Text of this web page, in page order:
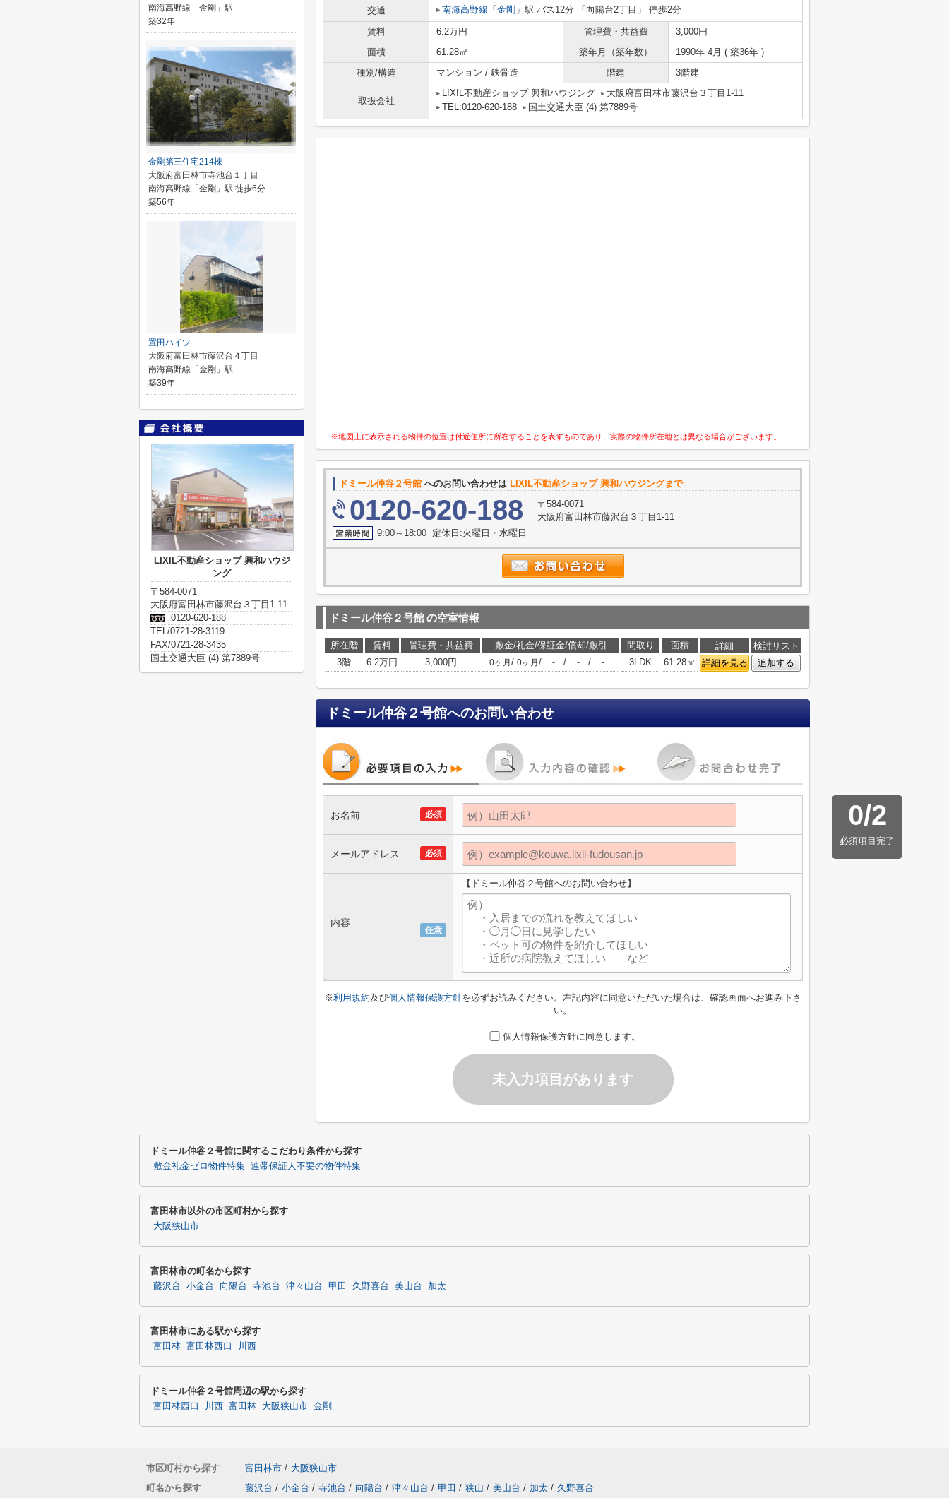
交通
南海高野線 「 金剛 」駅 バス12分 「向陽台2丁目」 停歩2分
賃料 6.2万円 管理費・共益費
3,000円
面積
61.28㎡ 築年月（築年数）
1990年 4月 ( 築36年 )
種別/構造
マンション / 鉄骨造 階建 3階建
取扱会社
LIXIL不動産ショップ 興和ハウジング
大阪府富田林市藤沢台３丁目1-11
TEL:0120-620-188
国土交通大臣 (4) 第7889号
※地図上に表示される物件の位置は付近住所に所在することを表すものであり、実際の物件所在地とは異なる場合がございます。
ドミール仲谷２号館 へのお問い合わせは LIXIL不動産ショップ 興和ハウジングまで
0120-620-188
〒584-0071
大阪府富田林市藤沢台３丁目1-11
9:00～18:00 定休日:火曜日・水曜日
ドミール仲谷２号館の空室情報
所在階 賃料 管理費・共益費 敷金/礼金/保証金/償却/敷引 間取り 面積 詳細
検討リスト
3階
6.2万円 3,000円 0ヶ月 / 0ヶ月 / - / - / - 3LDK 61.28㎡ 詳細を見る 追加する
ドミール仲谷２号館へのお問い合わせ
0/2
必須項目完了
必須
お名前
必須
メールアドレス
任意
内容
【ドミール仲谷２号館へのお問い合わせ】
※利用規約及び個人情報保護方針を必ずお読みください。左記内容に同意いただいた場合は、確認画面へお進み下さ
い。
個人情報保護方針に同意します。
未入力項目があります
南海高野線「金剛」駅
築32年
金剛第三住宅214棟
大阪府富田林市寺池台１丁目
南海高野線「金剛」駅 徒歩6分
築56年
置田ハイツ
大阪府富田林市藤沢台４丁目
南海高野線「金剛」駅
築39年
LIXIL不動産ショップ 興和ハウジ
ング
〒584-0071
大阪府富田林市藤沢台３丁目1-11
0120-620-188
TEL/0721-28-3119
FAX/0721-28-3435
国土交通大臣 (4) 第7889号
ドミール仲谷２号館に関するこだわり条件から探す
敷金礼金ゼロ物件特集 連帯保証人不要の物件特集
富田林市以外の市区町村から探す
大阪狭山市
富田林市の町名から探す
藤沢台 小金台 向陽台 寺池台 津々山台 甲田 久野喜台 美山台 加太
富田林市にある駅から探す
富田林 富田林西口 川西
ドミール仲谷２号館周辺の駅から探す
富田林西口 川西 富田林 大阪狭山市 金剛
市区町村から探す 富田林市 / 大阪狭山市
町名から探す
藤沢台 / 小金台 / 寺池台 / 向陽台 / 津々山台 / 甲田 / 狭山 / 美山台 / 加太 / 久野喜台